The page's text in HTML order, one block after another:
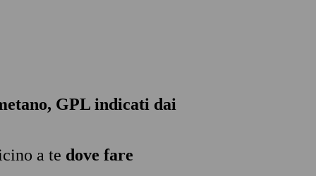
GPL indicati dai
a te dove fare